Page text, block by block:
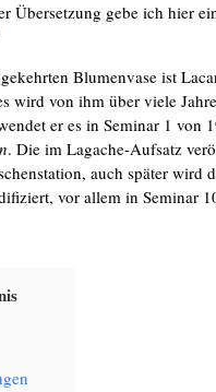
Über­set­zung gebe ich hier
Blu­men­va­se ist
wird von ihm über vie­le
er es in Semi­nar 1 von
. Die im Lag­a­che-Auf­satz
auch spä­ter wird
vor allem in Semi­nar